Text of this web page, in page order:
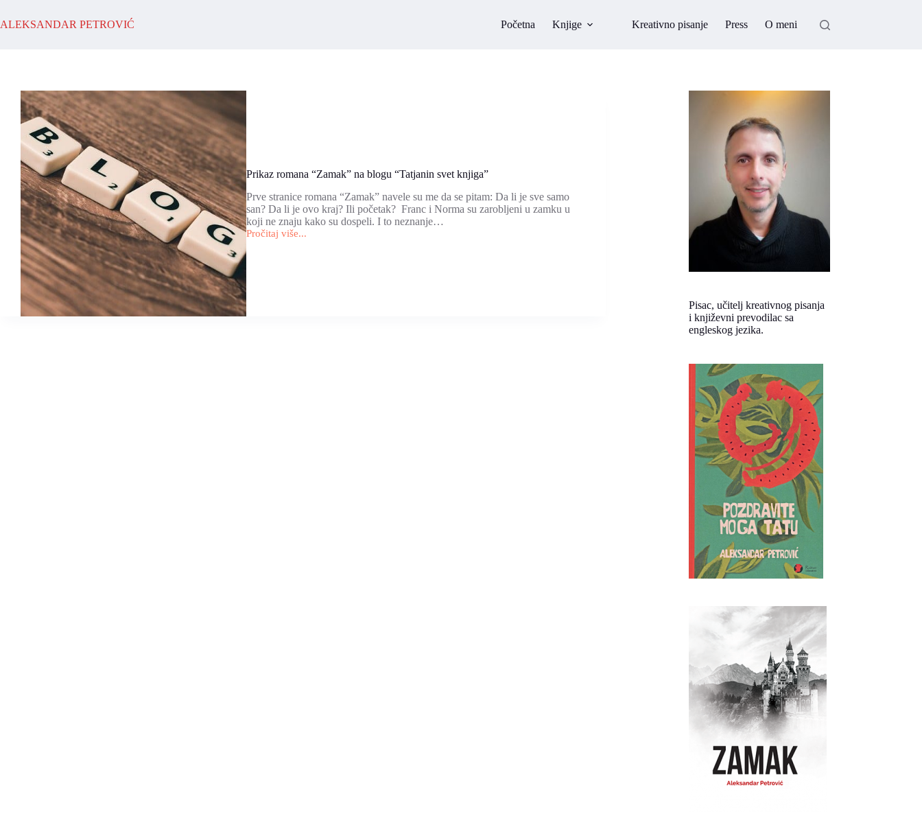
content
ALEKSANDAR PETROVIĆ Početna Knjige Kreativno pisanje Press O meni
Prikaz romana “Zamak” na blogu “Tatjanin svet knjiga”
Prve stranice romana “Zamak” navele su me da se pitam: Da li je sve samo
san? Da li je ovo kraj? Ili početak? Franc i Norma su zarobljeni u zamku u
koji ne znaju kako su dospeli. I to neznanje…
Pročitaj više...
Prikaz
romana
blogu
“Tatjanin
svet
knjiga”
Pisac, učitelj kreativnog pisanja
i književni prevodilac sa
engleskog jezika.